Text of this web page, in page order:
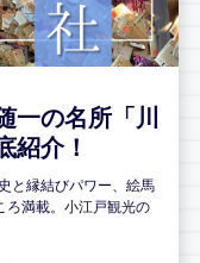
一の名所「川
紹介！
と縁結びパワー、絵馬
ろ満載。小江戸観光の